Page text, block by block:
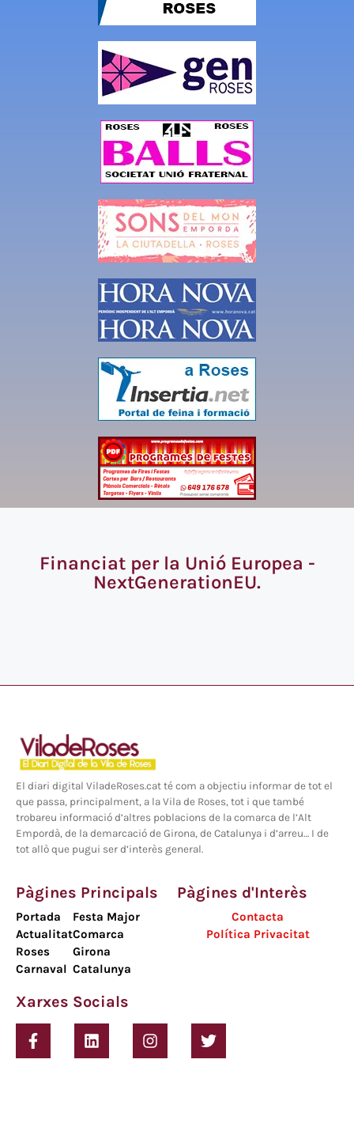
Financiat per la Unió Europea -
NextGenerationEU.
El diari digital ViladeRoses.cat té com a objectiu informar de tot el
que passa, principalment, a la Vila de Roses, tot i que també
trobareu informació d’altres poblacions de la comarca de l’Alt
Empordà, de la demarcació de Girona, de Catalunya i d’arreu… I de
tot allò que pugui ser d’interès general.
Pàgines Principals
Portada
Actualitat
Roses
Carnaval
Festa Major
Comarca
Girona
Catalunya
Pàgines d'Interès
Contacta
Política Privacitat
Xarxes Socials